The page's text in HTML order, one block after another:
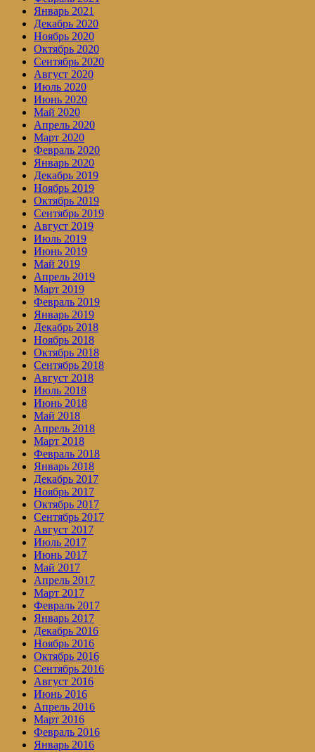
Январь 2021
Декабрь 2020
Ноябрь 2020
Октябрь 2020
Сентябрь 2020
Август 2020
Июль 2020
Июнь 2020
Май 2020
Апрель 2020
Март 2020
Февраль 2020
Январь 2020
Декабрь 2019
Ноябрь 2019
Октябрь 2019
Сентябрь 2019
Август 2019
Июль 2019
Июнь 2019
Май 2019
Апрель 2019
Март 2019
Февраль 2019
Январь 2019
Декабрь 2018
Ноябрь 2018
Октябрь 2018
Сентябрь 2018
Август 2018
Июль 2018
Июнь 2018
Май 2018
Апрель 2018
Март 2018
Февраль 2018
Январь 2018
Декабрь 2017
Ноябрь 2017
Октябрь 2017
Сентябрь 2017
Август 2017
Июль 2017
Июнь 2017
Май 2017
Апрель 2017
Март 2017
Февраль 2017
Январь 2017
Декабрь 2016
Ноябрь 2016
Октябрь 2016
Сентябрь 2016
Август 2016
Июнь 2016
Апрель 2016
Март 2016
Февраль 2016
Январь 2016